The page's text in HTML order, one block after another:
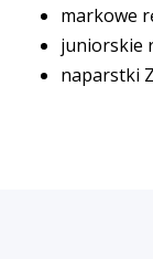
markowe
juniorskie
naparstki